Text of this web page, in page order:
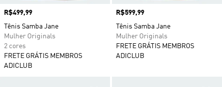
Preço
R$499,99
Tênis Samba Jane
Mulher Originals
2 cores
FRETE GRÁTIS MEMBROS
ADICLUB
Preço
R$599,99
Tênis Samba Jane
Mulher Originals
FRETE GRÁTIS MEMBROS
ADICLUB